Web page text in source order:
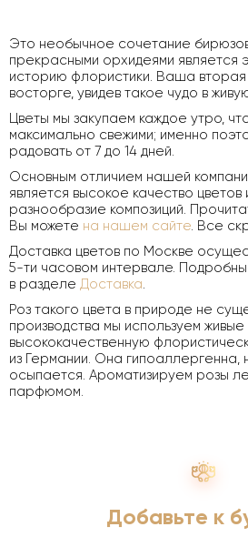
Это необычное сочетание
прекрасными орхидеями является
историю флористики. Ваша вторая
восторге, увидев такое чудо в
Цветы мы закупаем каждое утро,
максимально свежими; именно
радовать от 7 до 14 дней.
Основным отличием нашей
является высокое качество
разнообразие композиций.
Вы можете на нашем сайте. Все
Доставка цветов по Москве
5-ти часовом интервале.
в разделе Доставка.
Роз такого цвета в природе не
производства мы используем живые
высококачественную
из Германии. Она гипоаллергенна,
осыпается. Ароматизируем розы
парфюмом.
Добавьте к